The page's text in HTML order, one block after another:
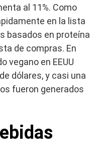
al 11%. Como
en la lista
basados en proteína
de compras. En
vegano en EEUU
dólares, y casi una
fueron generados